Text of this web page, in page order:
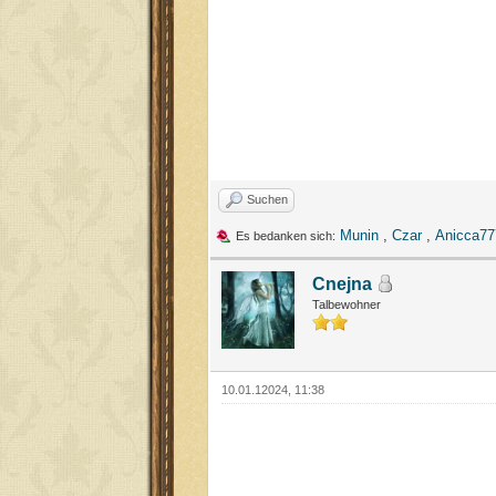
Suchen
Es bedanken sich: Munin Czar,
Cnejna
Talbewohner
10.01.12024, 11:38